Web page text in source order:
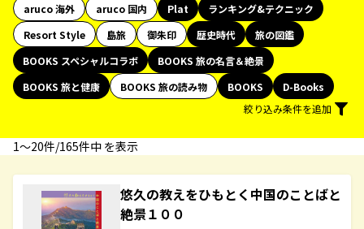
aruco 海外
aruco 国内 Plat
ランキング&テクニック
Resort Style
島旅 御朱印 歴史時代
旅の図鑑
BOOKS スペシャルコラボ
BOOKS 旅の名言＆絶景
BOOKS 旅と健康
BOOKS 旅の読み物 BOOKS
D-Books
絞り込み条件を追加
1〜20件/165件中 を表示
悠久の教えをひもとく中国のことばと
絶景１００